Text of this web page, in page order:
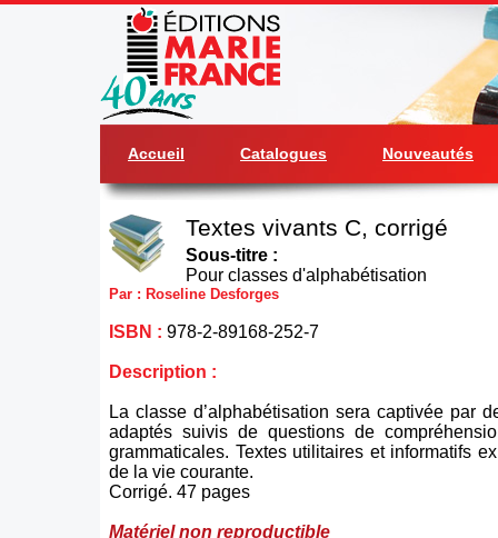
Accueil Catalogues Nouveautés
Textes vivants C, corrigé
Sous-titre :
Pour classes d'alphabétisation
Par : Roseline Desforges
ISBN : 978-2-89168-252-7
Description :
La classe d’alphabétisation sera captivée par
adaptés suivis de questions de
grammaticales. Textes utilitaires et informatifs
de la vie courante.
Corrigé. 47 pages
Matériel non reproductible